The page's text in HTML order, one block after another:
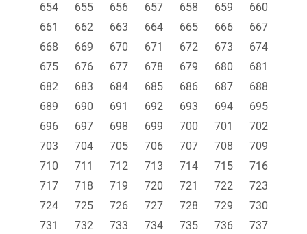
654
655 656 657 658 659
660
661
662 663 664 665 666
667
668
669 670 671 672 673
674
675
676 677 678 679 680
681
682
683 684 685 686 687
688
689
690 691 692 693 694
695
696
697 698 699 700 701
702
703
704 705 706 707 708
709
710
711 712 713 714 715
716
717
718 719 720 721 722
723
724
725 726 727 728 729
730
731
732 733 734 735 736
737